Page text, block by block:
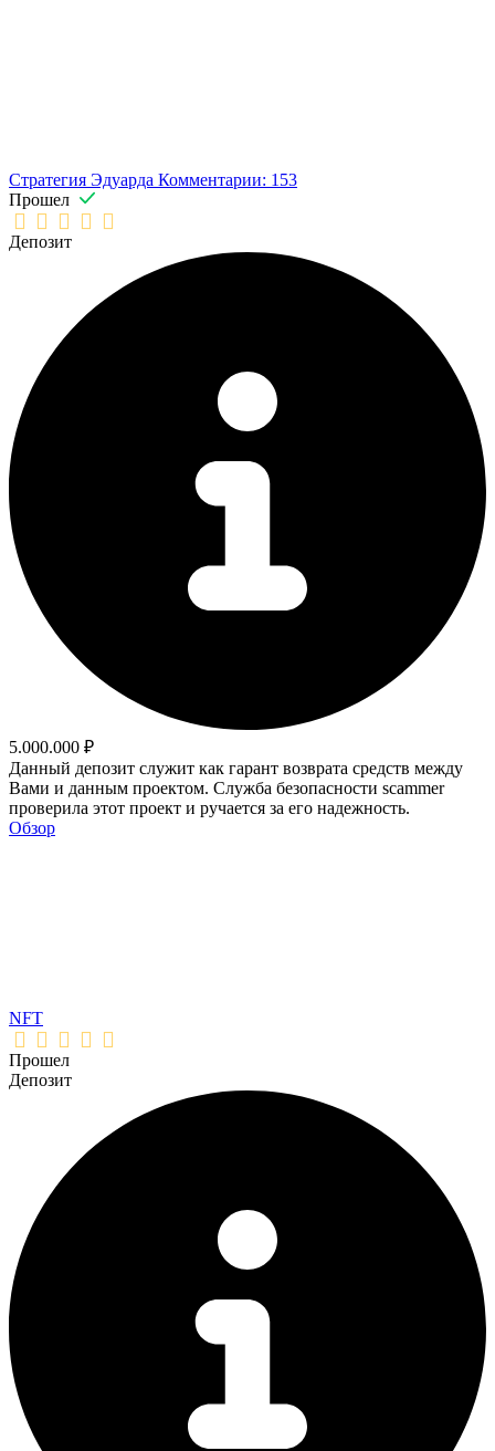
Стратегия Эдуарда Комментарии: 153
Прошел
Депозит
5.000.000 ₽
Данный депозит служит как гарант возврата средств между
Вами и данным проектом. Служба безопасности scammer
проверила этот проект и ручается за его надежность.
Обзор
NFT
Прошел
Депозит